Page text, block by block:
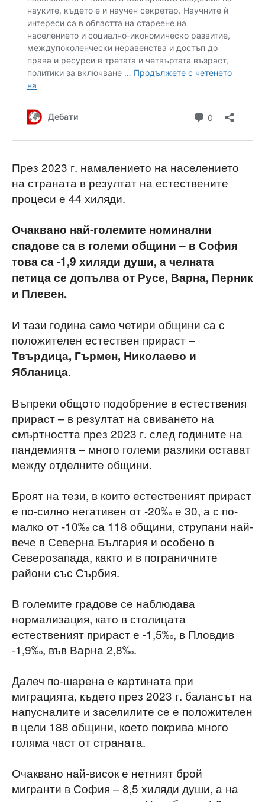
През 2023 г. намалението на населението
на страната в резултат на естествените
процеси е 44 хиляди.
Очаквано най-големите номинални
спадове са в големи общини – в София
това са -1,9 хиляди души, а челната
петица се допълва от Русе, Варна, Перник
и Плевен.
И тази година само четири общини са с
положителен естествен прираст –
Твърдица, Гърмен, Николаево и
Ябланица.
Въпреки общото подобрение в естествения
прираст – в резултат на свиването на
смъртността през 2023 г. след годините на
пандемията – много големи разлики остават
между отделните общини.
Броят на тези, в които естественият прираст
е по-силно негативен от -20‰ е 30, а с по-
малко от -10‰ са 118 общини, струпани най-
вече в Северна България и особено в
Северозапада, както и в пограничните
райони със Сърбия.
В големите градове се наблюдава
нормализация, като в столицата
естественият прираст е -1,5‰, в Пловдив
-1,9‰, във Варна 2,8‰.
Далеч по-шарена е картината при
миграцията, където през 2023 г. балансът на
напусналите и заселилите се е положителен
в цели 188 общини, което покрива много
голяма част от страната.
Очаквано най-висок е нетният брой
мигранти в София – 8,5 хиляди души, а на